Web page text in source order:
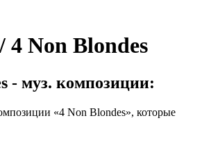
4 Non Blondes
- муз. композиции:
«4 Non Blondes», которые